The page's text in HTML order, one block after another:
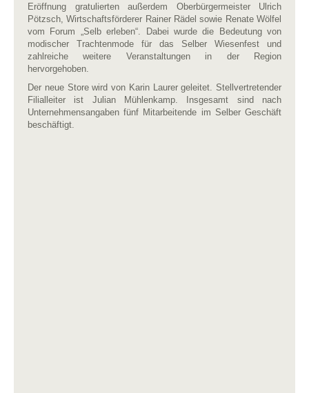
Eröffnung gratulierten außerdem Oberbürgermeister Ulrich
Pötzsch, Wirtschaftsförderer Rainer Rädel sowie Renate Wölfel
vom Forum „Selb erleben“. Dabei wurde die Bedeutung von
modischer Trachtenmode für das Selber Wiesenfest und
zahlreiche weitere Veranstaltungen in der Region
hervorgehoben.
Der neue Store wird von Karin Laurer geleitet. Stellvertretender
Filialleiter ist Julian Mühlenkamp. Insgesamt sind nach
Unternehmensangaben fünf Mitarbeitende im Selber Geschäft
beschäftigt.